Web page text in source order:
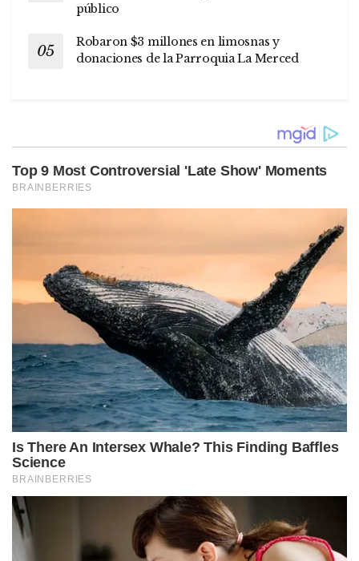
público
Robaron $3 millones en limosnas y
donaciones de la Parroquia La Merced